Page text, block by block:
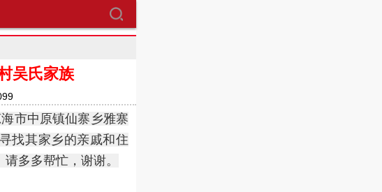
吴氏家族
市中原镇仙寨乡雅寨
找其家乡的亲戚和住
多多帮忙，谢谢。